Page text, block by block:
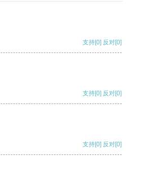
支持[0] 反对[0]
支持[0] 反对[0]
支持[0] 反对[0]